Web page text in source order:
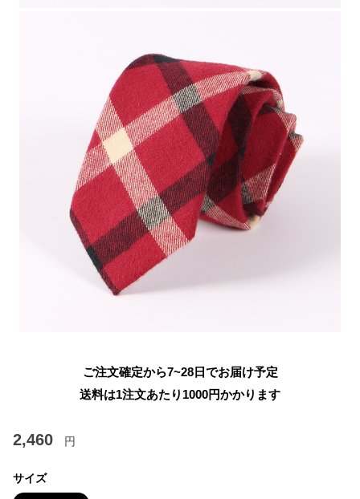
ご注文確定から7~28日でお届け予定
送料は1注文あたり 1000円かかります
2,460 円
サイズ